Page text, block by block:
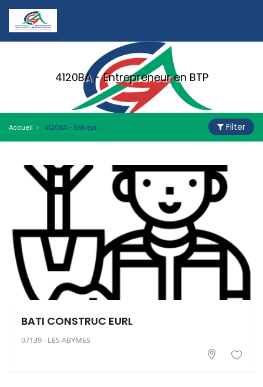
4120BA - Entrepreneur en BTP
Accueil 4120BA - Entrepreneur en BTP Filter
BATI CONSTRUC EURL
97139 - LES ABYMES